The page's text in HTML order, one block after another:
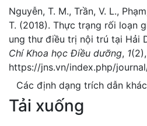
Nguyễn, T. M., Trần, V. L.,
T. (2018). Thực trạng rối loạn
ung thư điều trị nội trú tại Hải
Chí Khoa học Điều dưỡng, 1
https://jns.vn/index.php/
Các định dạng trích dẫn khác
Tải xuống